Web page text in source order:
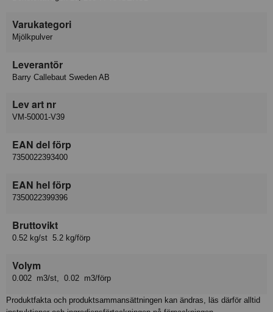
Varukategori
Mjölkpulver
Leverantör
Barry Callebaut Sweden AB
Lev art nr
VM-50001-V39
EAN del förp
7350022393400
EAN hel förp
7350022399396
Bruttovikt
0.52 kg/st 5.2 kg/förp
Volym
0.002 m3/st, 0.02 m3/förp
Produktfakta och produktsammansättningen kan ändras, läs därför alltid